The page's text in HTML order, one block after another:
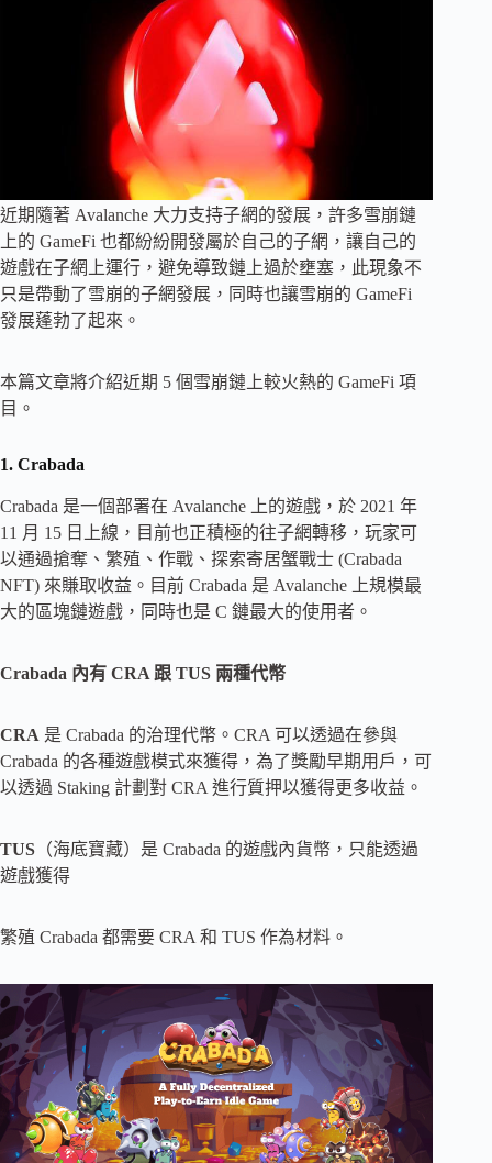
近期隨著 Avalanche 大力支持子網的發展，許多雪崩鏈
上的 GameFi 也都紛紛開發屬於自己的子網，讓自己的
遊戲在子網上運行，避免導致鏈上過於壅塞，此現象不
只是帶動了雪崩的子網發展，同時也讓雪崩的 GameFi
發展蓬勃了起來。
本篇文章將介紹近期 5 個雪崩鏈上較火熱的 GameFi 項
目。
1. Crabada
Crabada 是一個部署在 Avalanche 上的遊戲，於 2021 年
11 月 15 日上線，目前也正積極的往子網轉移，玩家可
以通過搶奪、繁殖、作戰、探索寄居蟹戰士 (Crabada
NFT) 來賺取收益。目前 Crabada 是 Avalanche 上規模最
大的區塊鏈遊戲，同時也是 C 鏈最大的使用者。
Crabada 內有 CRA 跟 TUS 兩種代幣
CRA 是 Crabada 的治理代幣。CRA 可以透過在參與
Crabada 的各種遊戲模式來獲得，為了獎勵早期用戶，可
以透過 Staking 計劃對 CRA 進行質押以獲得更多收益。
TUS （海底寶藏）是 Crabada 的遊戲內貨幣，只能透過
遊戲獲得
繁殖 Crabada 都需要 CRA 和 TUS 作為材料。